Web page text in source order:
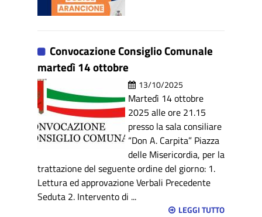
Convocazione Consiglio Comunale
martedì 14 ottobre
13/10/2025
Martedì 14 ottobre
2025 alle ore 21.15
presso la sala consiliare
“Don A. Carpita” Piazza
delle Misericordia, per la
trattazione del seguente ordine del giorno: 1.
Lettura ed approvazione Verbali Precedente
Seduta 2. Intervento di ...
LEGGI TUTTO